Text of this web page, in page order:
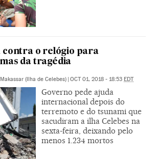
contra o relógio para
da tragédia
Makassar (Ilha de Celebes) | OCT 01, 2018 - 18:53 EDT
Governo pede ajuda
internacional depois do
terremoto e do tsunami que
sacudiram a ilha Celebes na
sexta-feira, deixando pelo
menos 1.234 mortos